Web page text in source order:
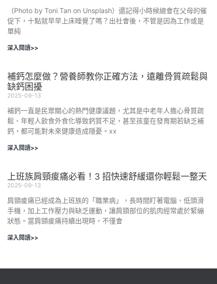
（Photo by Toni Tan on Unsplash）還記得小時候總會在父母的催
促下，十點就早早上床睡覺了嗎？出社會後，不管是因為工作或是
單純
深入閱讀>>
補鈣怎麼做？營養師教你正確方法，遠離骨質疏鬆與
缺鈣困擾
2025-09-13
補鈣一直是民眾關心的熱門健康議題，尤其是中老年人擔心骨質疏
鬆、年輕人飲食外食化導致鈣質不足，甚至孩童在發育期若缺乏補
鈣，都可能對未來健康造成隱憂。xx
深入閱讀>>
上班族肩頸痠痛必看！3 招快速舒緩還你輕鬆一整天
2025-09-13
肩頸痠痛已經成為上班族的「職業病」，長時間盯著電腦、低頭滑
手機，加上工作壓力與缺乏運動，讓肩頸部位的肌肉經常處於緊繃
狀態。當肩頸痠痛持續出現時，不僅會
深入閱讀>>